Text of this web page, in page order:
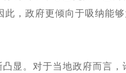
，政府更倾向于吸纳能
显。对于当地政府而言，